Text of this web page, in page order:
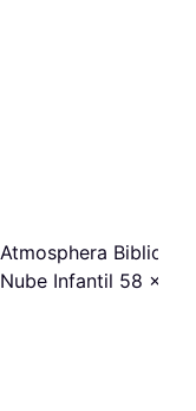
Atmosphera
Nube Infantil 58 x 18